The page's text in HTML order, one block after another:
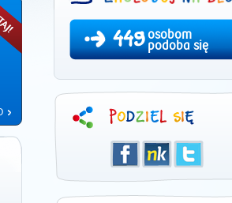
449osobom
podoba się